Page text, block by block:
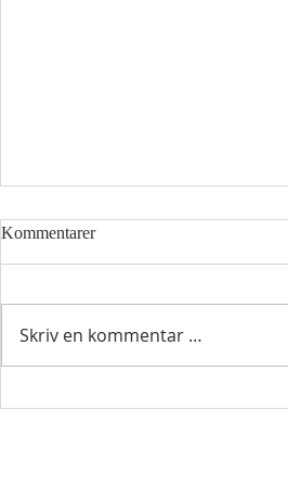
Hellig sky 7.august
Kommentarer
Skriv en kommentar …